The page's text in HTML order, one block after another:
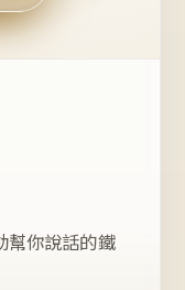
團
？
幫你說話的鐵